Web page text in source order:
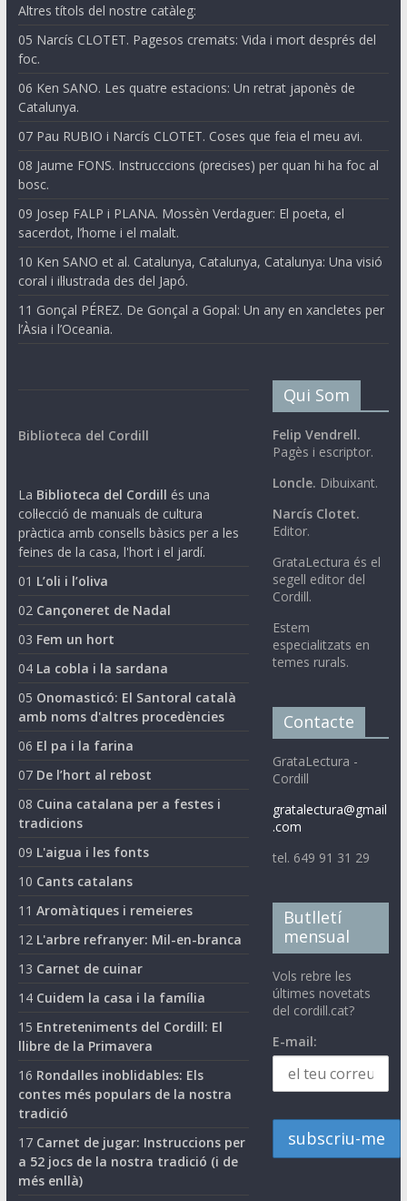
Altres títols del nostre catàleg:
05 Narcís CLOTET. Pagesos cremats: Vida i mort després del
foc.
06 Ken SANO. Les quatre estacions: Un retrat japonès de
Catalunya.
07 Pau RUBIO i Narcís CLOTET. Coses que feia el meu avi.
08 Jaume FONS. Instrucccions (precises) per quan hi ha foc al
bosc.
09 Josep FALP i PLANA. Mossèn Verdaguer: El poeta, el
sacerdot, l’home i el malalt.
10 Ken SANO et al. Catalunya, Catalunya, Catalunya: Una visió
coral i il·lustrada des del Japó.
11 Gonçal PÉREZ. De Gonçal a Gopal: Un any en xancletes per
l’Àsia i l’Oceania.
Biblioteca del Cordill
La Biblioteca del Cordill és una
col·lecció de manuals de cultura
pràctica amb consells bàsics per a les
feines de la casa, l'hort i el jardí.
01 L’oli i l’oliva
02 Cançoneret de Nadal
03 Fem un hort
04 La cobla i la sardana
05 Onomasticó: El Santoral català
amb noms d'altres procedències
06 El pa i la farina
07 De l’hort al rebost
08 Cuina catalana per a festes i
tradicions
09 L'aigua i les fonts
10 Cants catalans
11 Aromàtiques i remeieres
12 L'arbre refranyer: Mil-en-branca
13 Carnet de cuinar
14 Cuidem la casa i la família
15 Entreteniments del Cordill: El
llibre de la Primavera
16 Rondalles inoblidables: Els
contes més populars de la nostra
tradició
17 Carnet de jugar: Instruccions per
a 52 jocs de la nostra tradició (i de
més enllà)
Qui Som
Felip Vendrell.
Pagès i escriptor.
Loncle. Dibuixant.
Narcís Clotet.
Editor.
GrataLectura és el
segell editor del
Cordill.
Estem
especialitzats en
temes rurals.
Contacte
GrataLectura -
Cordill
gratalectura@gmail
.com
tel. 649 91 31 29
Butlletí
mensual
Vols rebre les
últimes novetats
del cordill.cat?
E-mail: